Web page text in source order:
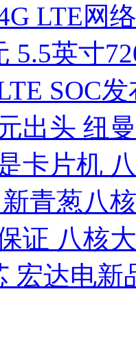
LTE网
5.5英寸
SOC
出头 纽
卡片机
青葱八
证 八核
宏达电新